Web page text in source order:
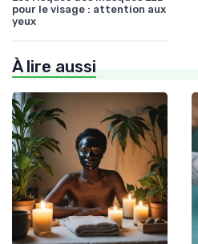
pour le visage : attention aux
yeux
À lire aussi